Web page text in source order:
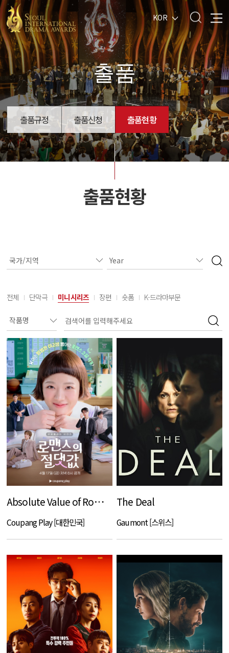
KOR
출품
출품규정 출품신청 출품현황
출품현황
전체 단막극 미니시리즈 장편 숏폼 K-드라마부문
Absolute Value of Romance
Coupang Play [대한민국]
The Deal
Gaumont [스위스]